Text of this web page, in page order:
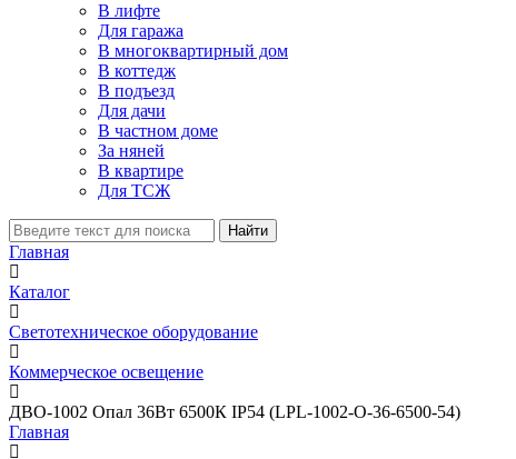
В лифте
Для гаража
В многоквартирный дом
В коттедж
В подъезд
Для дачи
В частном доме
За няней
В квартире
Для ТСЖ
Найти
Главная
Каталог
Светотехническое оборудование
Коммерческое освещение
ДВО-1002 Опал 36Вт 6500К IP54 (LPL-1002-O-36-6500-54)
Главная